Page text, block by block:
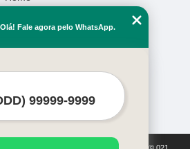
Missão
Serviços
Mais Serviços
Olá! Fale agora pelo WhatsApp.